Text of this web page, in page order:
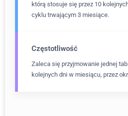
którą stosuje się przez 10
cyklu trwającym 3 miesiące.
Częstotliwość
Zaleca się przyjmowanie jednej
kolejnych dni w miesiącu, przez